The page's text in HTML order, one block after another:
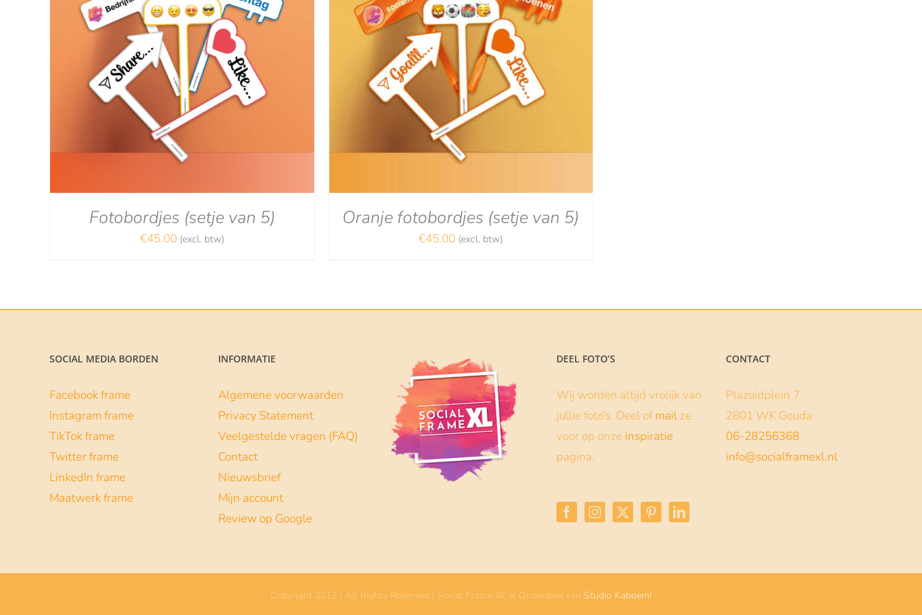
Fotobordjes (setje van 5)
€45.00 (excl. btw)
OPTIES SELECTEREN / DETAILS
Oranje fotobordjes (setje van 5)
€45.00 (excl. btw)
SOCIAL MEDIA BORDEN
Facebook frame
Instagram frame
TikTok frame
Twitter frame
LinkedIn frame
Maatwerk frame
INFORMATIE
Algemene voorwaarden
Privacy Statement
Veelgestelde vragen (FAQ)
Contact
Nieuwsbrief
Mijn account
Review op Google
DEEL FOTO’S
Wij worden altijd vrolijk van
jullie foto’s. Deel ofmail ze
voor op onze inspiratie
pagina.
CONTACT
Plazuidplein 7
2801 WK Gouda
06-28256368
info@socialframexl.nl
Copyright 2012 | All Rights Reserved | Social Frame XL is Onderdeel van Studio Kaboem!